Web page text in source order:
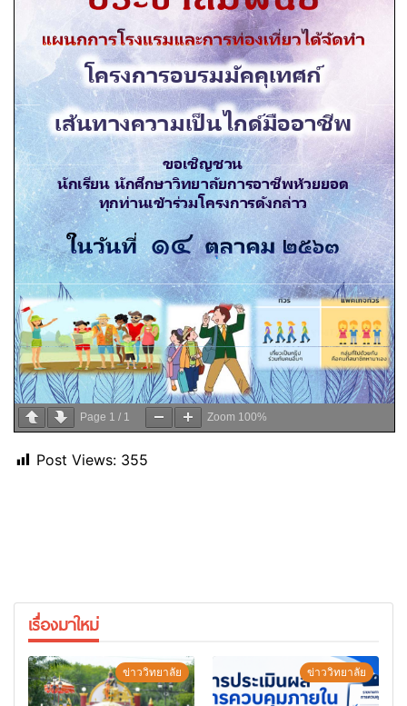
Page 1 / 1 Zoom 100%
Post Views: 355
เรื่องมาใหม่
ข่าววิทยาลัย ข่าววิทยาลัย